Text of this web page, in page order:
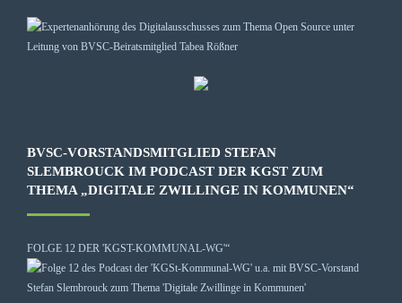
BVSC-VORSTANDSMITGLIED STEFAN
SLEMBROUCK IM PODCAST DER KGST ZUM
THEMA „DIGITALE ZWILLINGE IN KOMMUNEN“
FOLGE 12 DER 'KGST-KOMMUNAL-WG'“